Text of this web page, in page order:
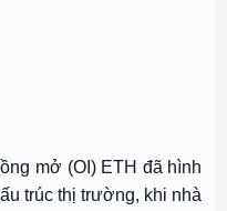
mở (OI) ETH đã hình
trúc thị trường, khi nhà